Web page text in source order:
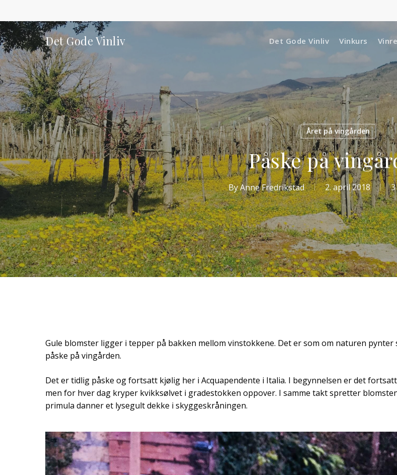
main
content
Det Gode Vinliv Det Gode Vinliv Vinkurs
Året på vingården
Påske på
ByAnne Fredrikstad 2. april 2018
Gule blomster ligger i tepper på bakken mellom vinstokkene. Det er som om naturen pynter
påske på vingården.
Det er tidlig påske og fortsatt kjølig her i Acquapendente i Italia. I begynnelsen er det
men for hver dag kryper kvikksølvet i gradestokken oppover. I samme takt spretter
primula danner et lysegult dekke i skyggeskråningen.